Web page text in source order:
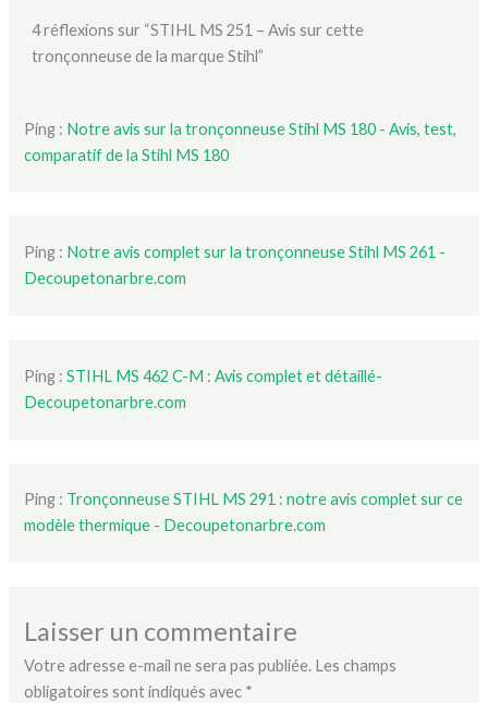
4 réflexions sur “STIHL MS 251 – Avis sur cette
tronçonneuse de la marque Stihl”
Ping : Notre avis sur la tronçonneuse Stihl MS 180 - Avis, test,
comparatif de la Stihl MS 180
Ping : Notre avis complet sur la tronçonneuse Stihl MS 261 -
Decoupetonarbre.com
Ping :STIHL MS 462 C-M : Avis complet et détaillé-
Decoupetonarbre.com
Ping : Tronçonneuse STIHL MS 291 : notre avis complet sur ce
modèle thermique - Decoupetonarbre.com
Laisser un commentaire
Votre adresse e-mail ne sera pas publiée. Les champs
obligatoires sont indiqués avec *